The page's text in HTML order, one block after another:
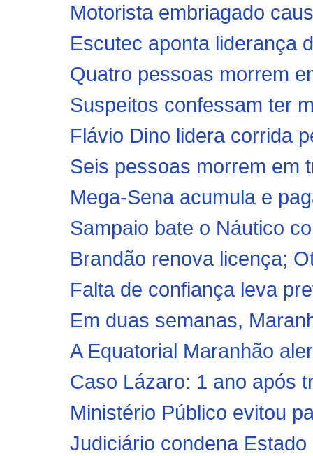
Motorista embriagado
Escutec aponta liderança
Quatro pessoas morrem
Suspeitos confessam ter
Flávio Dino lidera corrida
Seis pessoas morrem em
Mega-Sena acumula e
Sampaio bate o Náutico
Brandão renova licença;
Falta de confiança leva
Em duas semanas,
A Equatorial Maranhão
Caso Lázaro: 1 ano após
Ministério Público evitou
Judiciário condena